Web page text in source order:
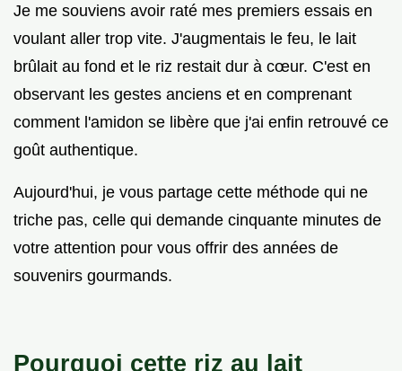
Je me souviens avoir raté mes premiers essais en
voulant aller trop vite. J'augmentais le feu, le lait
brûlait au fond et le riz restait dur à cœur. C'est en
observant les gestes anciens et en comprenant
comment l'amidon se libère que j'ai enfin retrouvé ce
goût authentique.
Aujourd'hui, je vous partage cette méthode qui ne
triche pas, celle qui demande cinquante minutes de
votre attention pour vous offrir des années de
souvenirs gourmands.
Pourquoi cette riz au lait